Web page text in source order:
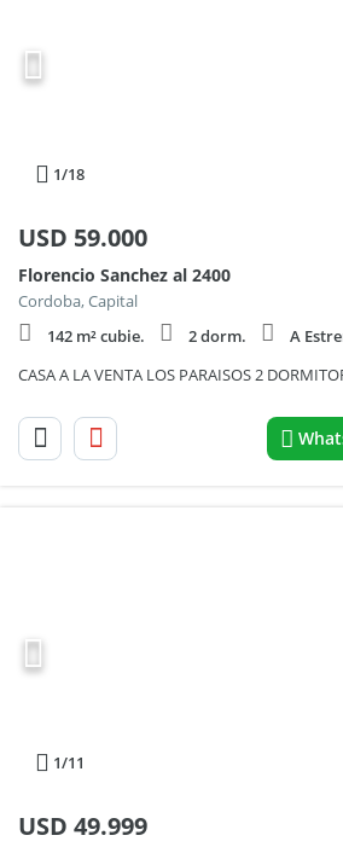
1/18
USD 59.000
Florencio Sanchez al 2400
Cordoba, Capital
142 m² cubie.
2 dorm.
A
CASA A LA VENTA LOS PARAISOS 2
1/11
USD 49.999